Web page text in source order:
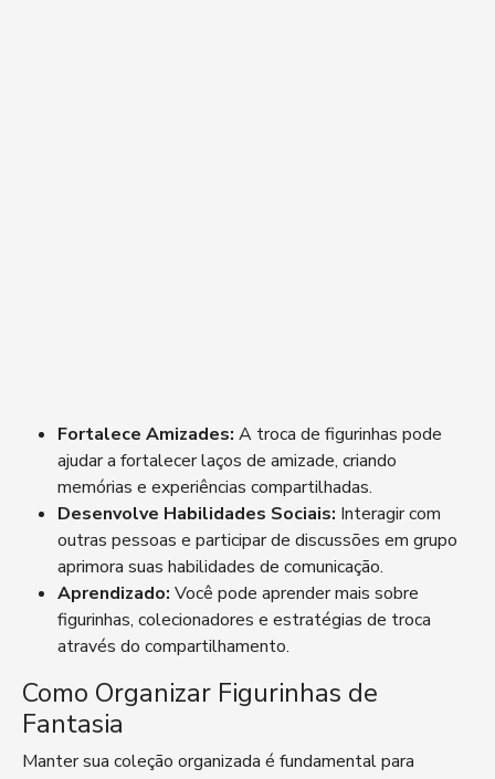
Fortalece Amizades: A troca de figurinhas pode
ajudar a fortalecer laços de amizade, criando
memórias e experiências compartilhadas.
Desenvolve Habilidades Sociais: Interagir com
outras pessoas e participar de discussões em grupo
aprimora suas habilidades de comunicação.
Aprendizado: Você pode aprender mais sobre
figurinhas, colecionadores e estratégias de troca
através do compartilhamento.
Como Organizar Figurinhas de
Fantasia
Manter sua coleção organizada é fundamental para